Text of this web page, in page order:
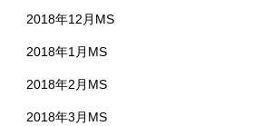
2018年12月MS
2018年1月MS
2018年2月MS
2018年3月MS